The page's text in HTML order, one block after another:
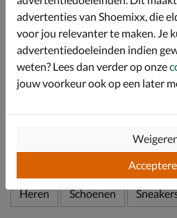
Afgewerkt met een SkechAir-
in de tussenzool werken
je de hele dag comfortabel
Specificaties
Bekijk meer
Heren Schoenen
advertenties van Shoemixx, die
voor jou relevanter te maken. Je
advertentiedoeleinden indien
weten? Lees dan verder op onze
jouw voorkeur ook op een later